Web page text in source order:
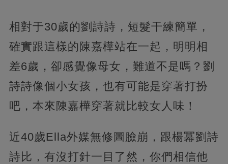
相對于30歲的劉詩詩，短髮干練簡單，
確實跟這樣的陳嘉樺站在一起，明明相
差6歲，卻感覺像母女，難道不是嗎？劉
詩詩像個小女孩，也有可能是穿著打扮
吧，本來陳嘉樺穿著就比較女人味！
近40歲Ella外媒無修圖臉崩，跟楊冪劉詩
詩比，有沒打針一目了然，你們相信他